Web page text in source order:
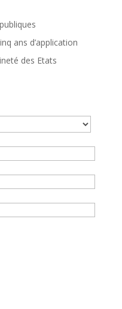
ans d’application
des Etats